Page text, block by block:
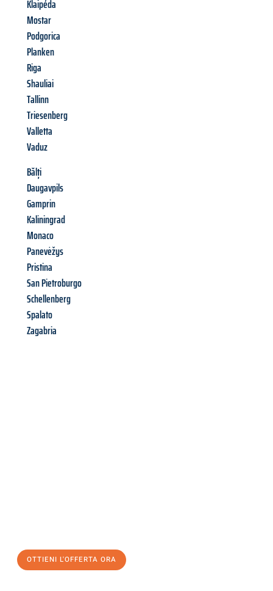
Klaipéda
Mostar
Podgorica
Planken
Riga
Shauliai
Tallinn
Triesenberg
Valletta
Vaduz
Bălți
Daugavpils
Gamprin
Kaliningrad
Monaco
Panevėžys
Pristina
San Pietroburgo
Schellenberg
Spalato
Zagabria
OTTIENI L'OFFERTA ORA